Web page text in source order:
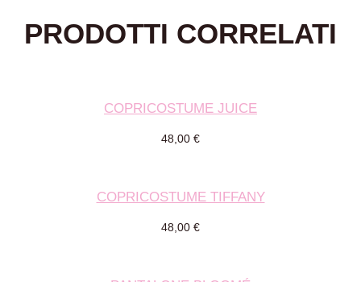
PRODOTTI CORRELATI
COPRICOSTUME JUICE
48,00 €
COPRICOSTUME TIFFANY
48,00 €